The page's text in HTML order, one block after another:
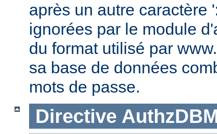
après un autre caractère
ignorées par le module
du format utilisé par
sa base de données
mots de passe.
Directive